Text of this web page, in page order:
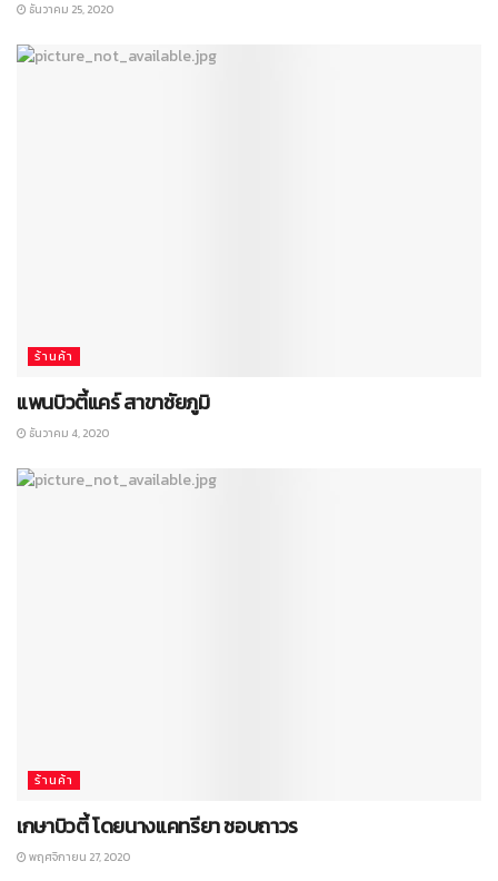
ธันวาคม 25, 2020
ร้านค้า
แพนบิวตี้แคร์ สาขาชัยภูมิ
ธันวาคม 4, 2020
ร้านค้า
เกษาบิวตี้ โดยนางแคทรียา ชอบถาวร
พฤศจิกายน 27, 2020